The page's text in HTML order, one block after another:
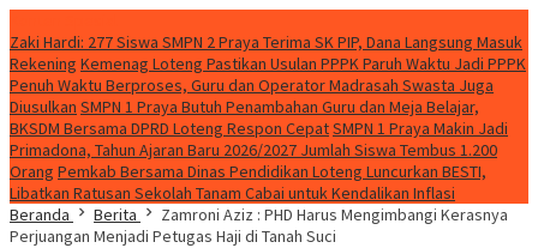
Zaki Hardi: 277 Siswa SMPN 2 Praya Terima SK PIP, Dana Langsung Masuk
Rekening Kemenag Loteng Pastikan Usulan PPPK Paruh Waktu Jadi PPPK
Penuh Waktu Berproses, Guru dan Operator Madrasah Swasta Juga
Diusulkan SMPN 1 Praya Butuh Penambahan Guru dan Meja Belajar,
BKSDM Bersama DPRD Loteng Respon CepatSMPN 1 Praya Makin Jadi
Primadona, Tahun Ajaran Baru 2026/2027 Jumlah Siswa Tembus 1.200
Orang Pemkab Bersama Dinas Pendidikan Loteng Luncurkan BESTI,
Libatkan Ratusan Sekolah Tanam Cabai untuk Kendalikan Inflasi
Beranda
Berita
Zamroni Aziz : PHD Harus Mengimbangi Kerasnya
Perjuangan Menjadi Petugas Haji di Tanah Suci